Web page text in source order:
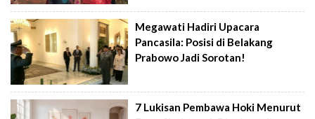
Megawati Hadiri Upacara
Pancasila: Posisi di Belakang
Prabowo Jadi Sorotan!
7 Lukisan Pembawa Hoki Menurut